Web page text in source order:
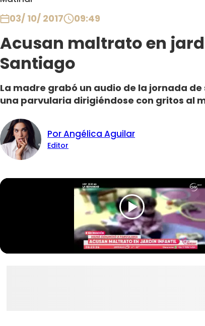
03/ 10/ 2017 09:49
Acusan maltrato en
Santiago
La madre grabó un audio de la jornada
una parvularia dirigiéndose con gritos al
Por Angélica Aguilar
Editor